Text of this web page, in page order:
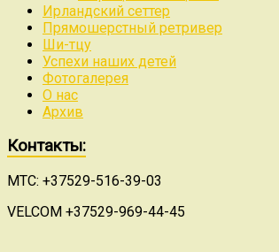
Ирландский сеттер
Прямошерстный ретривер
Ши-тцу
Успехи наших детей
Фотогалерея
О нас
Архив
Контакты:
МТС: +37529-516-39-03
VELCOM +37529-969-44-45